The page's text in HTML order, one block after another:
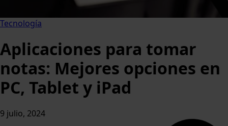
Tecnología
Aplicaciones para tomar
notas: Mejores opciones en
PC, Tablet y iPad
9 julio, 2024